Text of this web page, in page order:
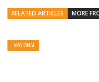
RELATED ARTICLES MORE
NASIONAL